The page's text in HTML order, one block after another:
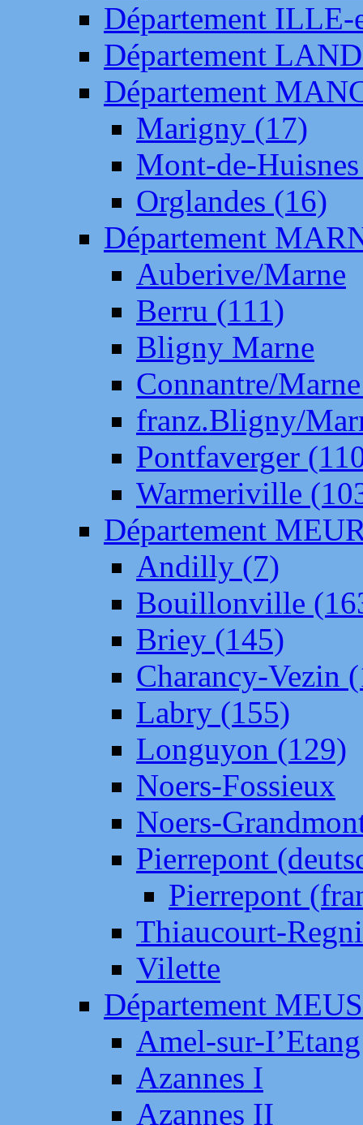
Département
Département
Département
Marigny (17)
Mont-de-
Orglandes (16)
Département
Auberive/Marne
Berru (111)
Bligny Marne
Connantre/
franz.Bligny/
Pontfaverger
Warmeriville
Département
Andilly (7)
Bouillonville
Briey (145)
Charancy-Vezin
Labry (155)
Longuyon (129)
Noers-Fossieux
Noers-
Pierrepont
Pierrepont
Thiaucourt-
Vilette
Département
Amel-sur-
Azannes I
Azannes II